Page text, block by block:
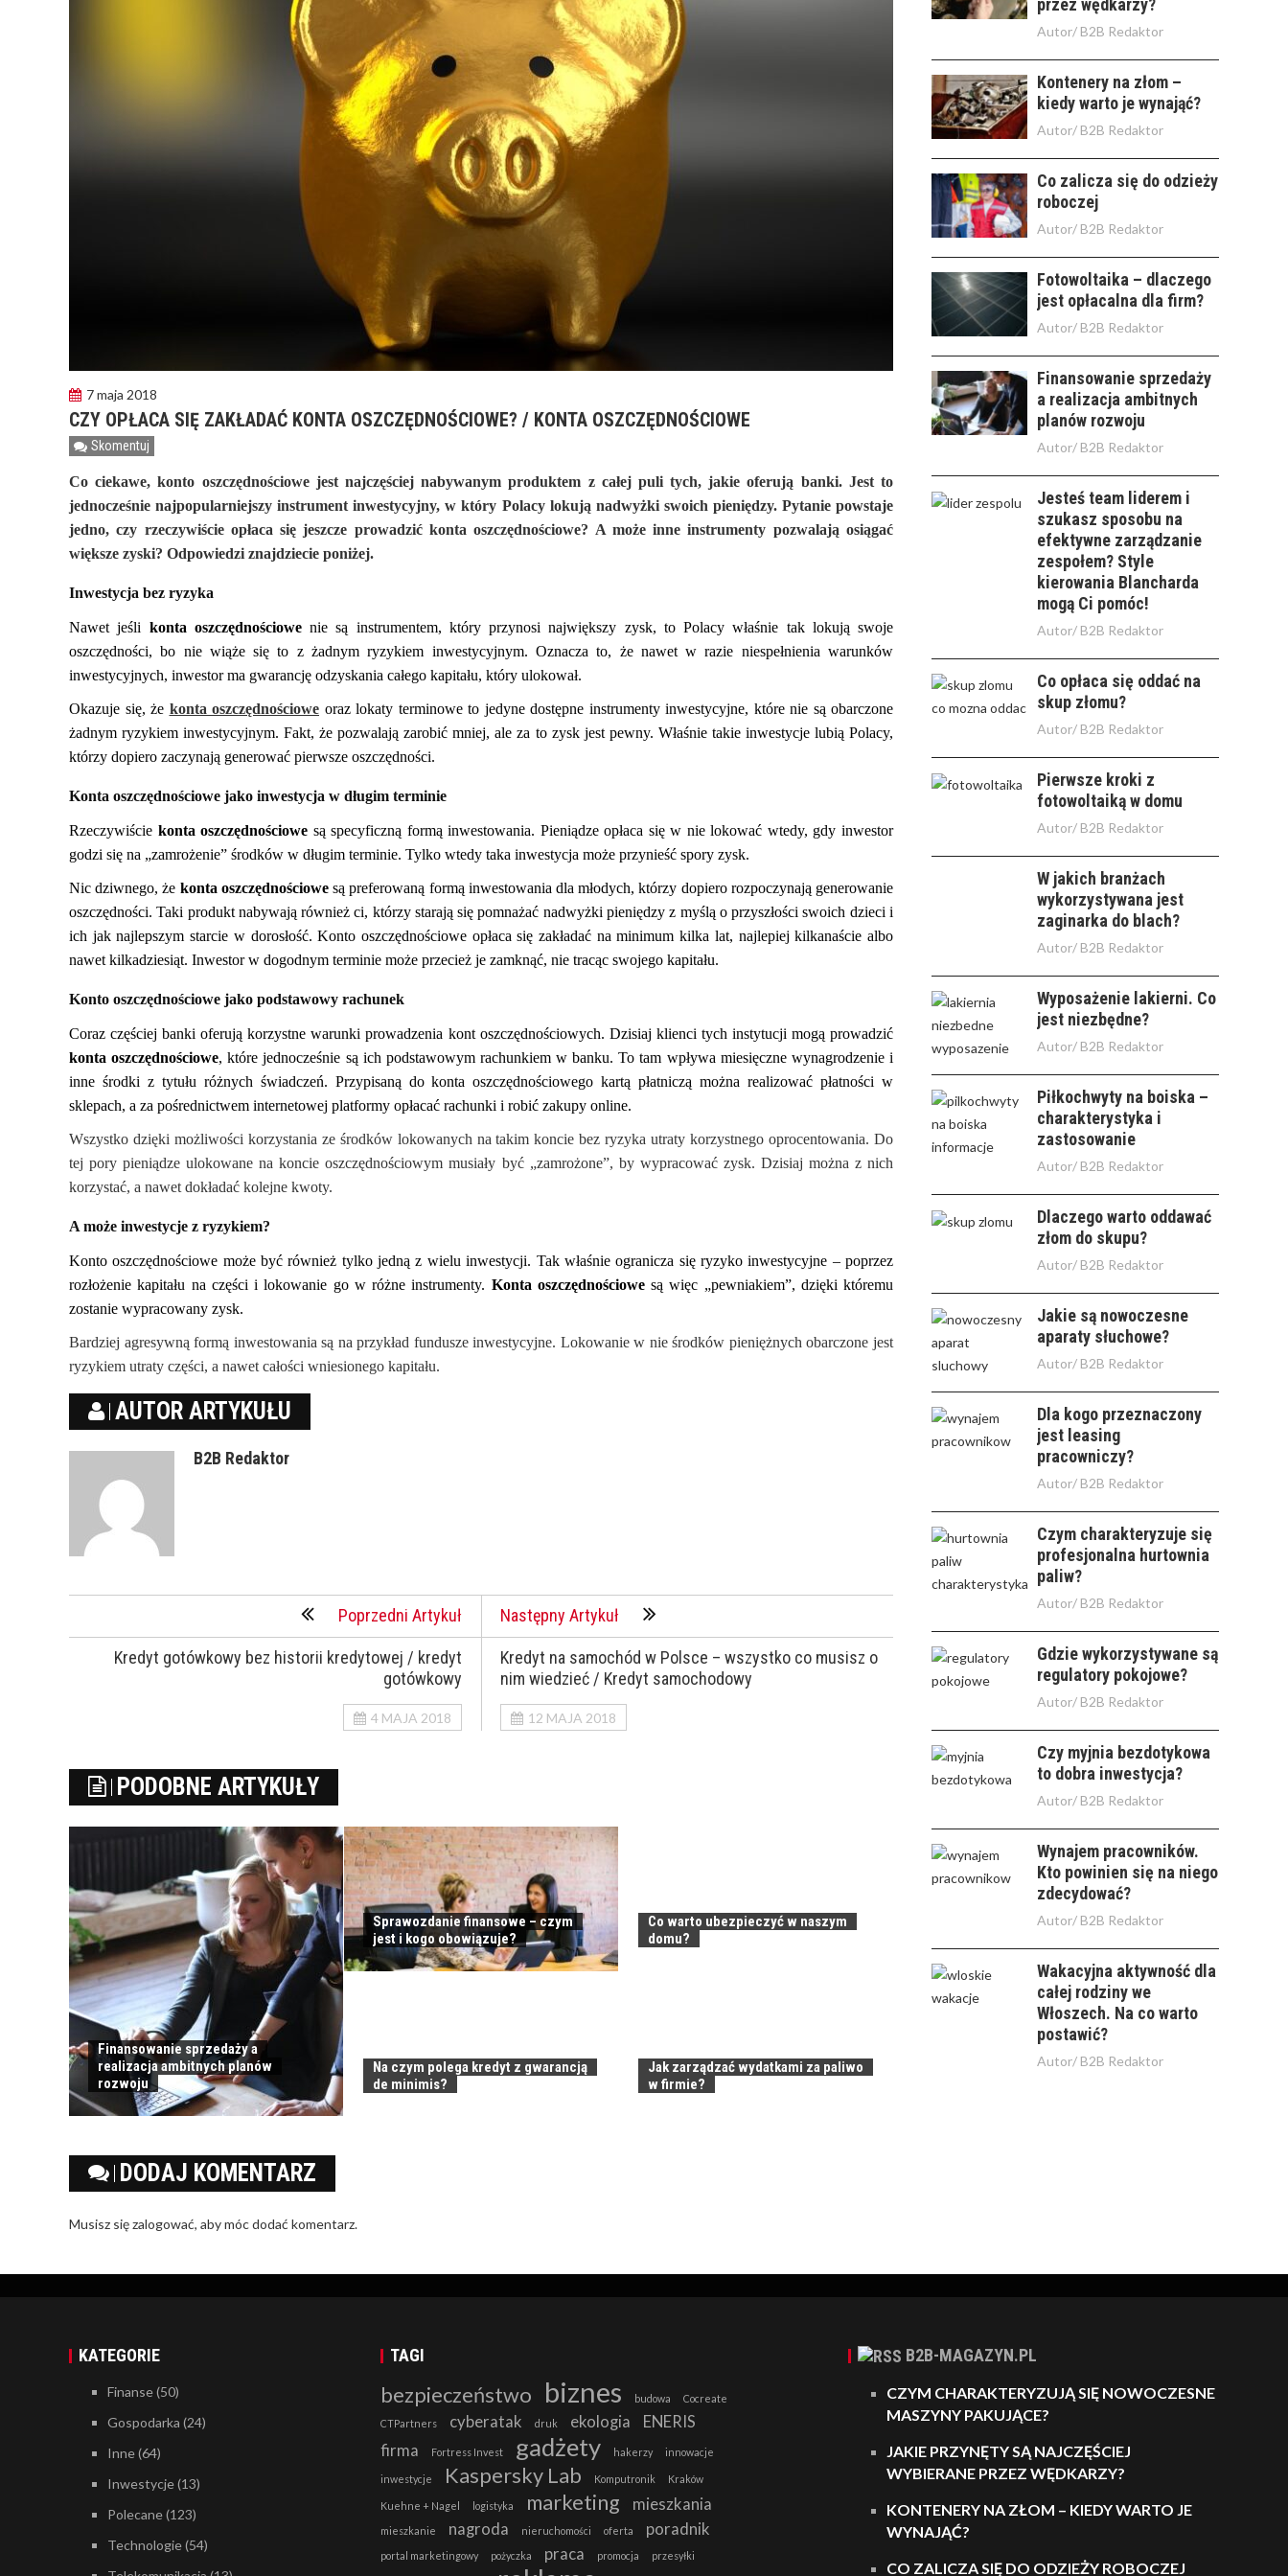
7 maja 2018
CZY OPŁACA SIĘ ZAKŁADAĆ KONTA OSZCZĘDNOŚCIOWE? / KONTA OSZCZĘDNOŚCIOWE
Skomentuj
Co ciekawe, konto oszczędnościowe jest najczęściej nabywanym produktem z całej puli tych, jakie oferują banki. Jest to
jednocześnie najpopularniejszy instrument inwestycyjny, w który Polacy lokują nadwyżki swoich pieniędzy. Pytanie powstaje
jedno, czy rzeczywiście opłaca się jeszcze prowadzić konta oszczędnościowe? A może inne instrumenty pozwalają osiągać
większe zyski? Odpowiedzi znajdziecie poniżej.
Inwestycja bez ryzyka
Nawet jeśli konta oszczędnościowenie są instrumentem, który przynosi największy zysk, to Polacy właśnie tak lokują swoje
oszczędności, bo nie wiąże się to z żadnym ryzykiem inwestycyjnym. Oznacza to, że nawet w razie niespełnienia warunków
inwestycyjnych, inwestor ma gwarancję odzyskania całego kapitału, który ulokował.
Okazuje się, że konta oszczędnościowe oraz lokaty terminowe to jedyne dostępne instrumenty inwestycyjne, które nie są obarczone
żadnym ryzykiem inwestycyjnym. Fakt, że pozwalają zarobić mniej, ale za to zysk jest pewny. Właśnie takie inwestycje lubią Polacy,
którzy dopiero zaczynają generować pierwsze oszczędności.
Konta oszczędnościowe jako inwestycja w długim terminie
Rzeczywiście konta oszczędnościowe są specyficzną formą inwestowania. Pieniądze opłaca się w nie lokować wtedy, gdy inwestor
godzi się na „zamrożenie” środków w długim terminie. Tylko wtedy taka inwestycja może przynieść spory zysk.
Nic dziwnego, że konta oszczędnościowesą preferowaną formą inwestowania dla młodych, którzy dopiero rozpoczynają generowanie
oszczędności. Taki produkt nabywają również ci, którzy starają się pomnażać nadwyżki pieniędzy z myślą o przyszłości swoich dzieci i
ich jak najlepszym starcie w dorosłość. Konto oszczędnościowe opłaca się zakładać na minimum kilka lat, najlepiej kilkanaście albo
nawet kilkadziesiąt. Inwestor w dogodnym terminie może przecież je zamknąć, nie tracąc swojego kapitału.
Konto oszczędnościowe jako podstawowy rachunek
Coraz częściej banki oferują korzystne warunki prowadzenia kont oszczędnościowych. Dzisiaj klienci tych instytucji mogą prowadzić
konta oszczędnościowe, które jednocześnie są ich podstawowym rachunkiem w banku. To tam wpływa miesięczne wynagrodzenie i
inne środki z tytułu różnych świadczeń. Przypisaną do konta oszczędnościowego kartą płatniczą można realizować płatności w
sklepach, a za pośrednictwem internetowej platformy opłacać rachunki i robić zakupy online.
Wszystko dzięki możliwości korzystania ze środków lokowanych na takim koncie bez ryzyka utraty korzystnego oprocentowania. Do
tej pory pieniądze ulokowane na koncie oszczędnościowym musiały być „zamrożone”, by wypracować zysk. Dzisiaj można z nich
korzystać, a nawet dokładać kolejne kwoty.
A może inwestycje z ryzykiem?
Konto oszczędnościowe może być również tylko jedną z wielu inwestycji. Tak właśnie ogranicza się ryzyko inwestycyjne – poprzez
rozłożenie kapitału na części i lokowanie go w różne instrumenty. Konta oszczędnościowesą więc „pewniakiem”, dzięki któremu
zostanie wypracowany zysk.
Bardziej agresywną formą inwestowania są na przykład fundusze inwestycyjne. Lokowanie w nie środków pieniężnych obarczone jest
ryzykiem utraty części, a nawet całości wniesionego kapitału.
AUTOR ARTYKUŁU
B2B Redaktor
Poprzedni Artykuł
Kredyt gotówkowy bez historii kredytowej / kredyt
gotówkowy
4 MAJA 2018
Następny Artykuł
Kredyt na samochód w Polsce – wszystko co musisz o
nim wiedzieć / Kredyt samochodowy
12 MAJA 2018
PODOBNE ARTYKUŁY
Finansowanie sprzedaży a
realizacja ambitnych planów
rozwoju
Sprawozdanie finansowe – czym
jest i kogo obowiązuje?
Co warto ubezpieczyć w naszym
domu?
Na czym polega kredyt z gwarancją
de minimis?
Jak zarządzać wydatkami za paliwo
w firmie?
DODAJ KOMENTARZ
Musisz sięzalogować, aby móc dodać komentarz.
przez wędkarzy?
Autor/ B2B Redaktor
Kontenery na złom –
kiedy warto je wynająć?
Autor/ B2B Redaktor
Co zalicza się do odzieży
roboczej
Autor/ B2B Redaktor
Fotowoltaika – dlaczego
jest opłacalna dla firm?
Autor/ B2B Redaktor
Finansowanie sprzedaży
a realizacja ambitnych
planów rozwoju
Autor/ B2B Redaktor
Jesteś team liderem i
szukasz sposobu na
efektywne zarządzanie
zespołem? Style
kierowania Blancharda
mogą Ci pomóc!
Autor/ B2B Redaktor
Co opłaca się oddać na
skup złomu?
Autor/ B2B Redaktor
Pierwsze kroki z
fotowoltaiką w domu
Autor/ B2B Redaktor
W jakich branżach
wykorzystywana jest
zaginarka do blach?
Autor/ B2B Redaktor
Wyposażenie lakierni. Co
jest niezbędne?
Autor/ B2B Redaktor
Piłkochwyty na boiska –
charakterystyka i
zastosowanie
Autor/ B2B Redaktor
Dlaczego warto oddawać
złom do skupu?
Autor/ B2B Redaktor
Jakie są nowoczesne
aparaty słuchowe?
Autor/ B2B Redaktor
Dla kogo przeznaczony
jest leasing
pracowniczy?
Autor/ B2B Redaktor
Czym charakteryzuje się
profesjonalna hurtownia
paliw?
Autor/ B2B Redaktor
Gdzie wykorzystywane są
regulatory pokojowe?
Autor/ B2B Redaktor
Czy myjnia bezdotykowa
to dobra inwestycja?
Autor/ B2B Redaktor
Wynajem pracowników.
Kto powinien się na niego
zdecydować?
Autor/ B2B Redaktor
Wakacyjna aktywność dla
całej rodziny we
Włoszech. Na co warto
postawić?
Autor/ B2B Redaktor
KATEGORIE
Finanse(50)
Gospodarka (24)
Inne(64)
Inwestycje(13)
Polecane(123)
Technologie(54)
TAGI
bezpieczeństwo biznes budowa
Cocreate
CTPartners
cyberatak druk ekologia
ENERIS
firma
Fortress Invest gadżety hakerzy innowacje
inwestycje Kaspersky Lab Komputronik Kraków
Kuehne + Nagel logistyka marketing mieszkania
mieszkanie nagroda nieruchomości oferta poradnik
portal marketingowy pożyczka praca promocja przesyłki
B2B-MAGAZYN.PL
CZYM CHARAKTERYZUJĄ SIĘ NOWOCZESNE
MASZYNY PAKUJĄCE?
JAKIE PRZYNĘTY SĄ NAJCZĘŚCIEJ
WYBIERANE PRZEZ WĘDKARZY?
KONTENERY NA ZŁOM – KIEDY WARTO JE
WYNAJĄĆ?
CO ZALICZA SIĘ DO ODZIEŻY ROBOCZEJ